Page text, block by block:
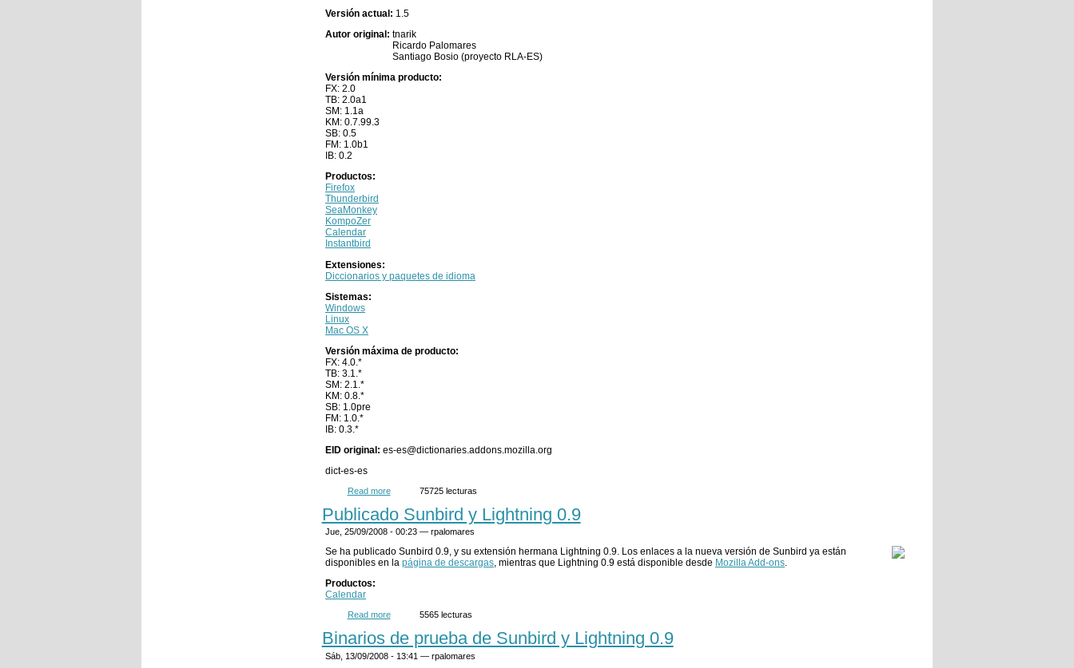
Versión actual: 1.5
Autor original: tnarik
Ricardo Palomares
Santiago Bosio (proyecto RLA-ES)
Versión mínima producto:
FX: 2.0
TB: 2.0a1
SM: 1.1a
KM: 0.7.99.3
SB: 0.5
FM: 1.0b1
IB: 0.2
Productos:
Firefox
Thunderbird
SeaMonkey
KompoZer
Calendar
Instantbird
Extensiones:
Diccionarios y paquetes de idioma
Sistemas:
Windows
Linux
Mac OS X
Versión máxima de producto:
FX: 4.0.*
TB: 3.1.*
SM: 2.1.*
KM: 0.8.*
SB: 1.0pre
FM: 1.0.*
IB: 0.3.*
EID original: es-es@dictionaries.addons.mozilla.org
dict-es-es
Read moreabout Diccionario es-ES
75725 lecturas
Publicado Sunbird y Lightning 0.9
Jue, 25/09/2008 - 00:23 — rpalomares
Se ha publicado Sunbird 0.9, y su extensión hermana Lightning 0.9. Los enlaces a la nueva versión de Sunbird ya están
disponibles en la página de descargas, mientras que Lightning 0.9 está disponible desde Mozilla Add-ons.
Productos:
Calendar
Read moreabout Publicado Sunbird y Lightning 0.9
5565 lecturas
Binarios de prueba de Sunbird y Lightning 0.9
Sáb, 13/09/2008 - 13:41 — rpalomares